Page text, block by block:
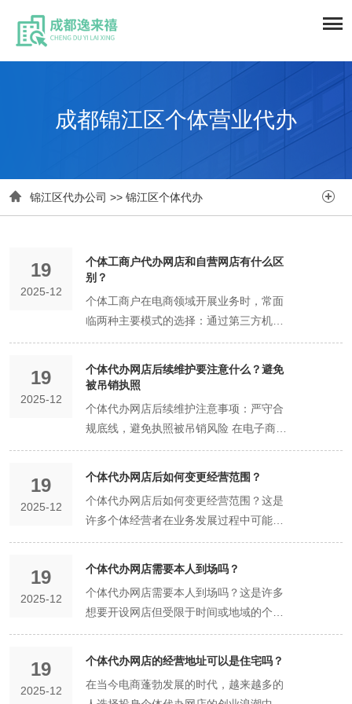
成都锦江区个体营业代办
 锦江区代办公司 >> 锦江区个体代办 
19
2025-12
个体工商户代办网店和自营网店有什么区
别？
个体工商户在电商领域开展业务时，常面
临两种主要模式的选择：通过第三方机构
代办网店，或直接以自营形式运营网店。
这两种模式在运营主体、法律责任、成本
结构及管理方式等方面存在显著差异，以
核、平台入驻等流程，个体工商户作为实
际经营者，需与代办机构签订服务协议，
明确双方权责。例如，代办机构可能协助
营网店则由个体工商户直接向电商平台提
交申请，独立完成所有注册流程，从法律
层面看，经营者与平台直接建立服务合同
关系，无需第三方介入。这种差异导致代
办模式在初期流程上更省时省力，但自营
责任与风险承担不同 代办网店的核心风险
19
2025-12
个体代办网店后续维护要注意什么？避免
被吊销执照
个体代办网店后续维护注意事项：严守合
规底线，避免执照被吊销风险 在电子商务
蓬勃发展的当下，越来越多个体经营者选
择通过代办机构开设网店，借助专业服务
而，网店正式运营后，后续维护的合规性
往往成为容易被忽视的环节。若忽视关键
维护事项，不仅可能面临平台处罚，更可
能因行政违规导致营业执照被吊销，直接
影响经营存续。以下从四个核心维度梳理
个体网店后续维护的注意事项，帮助经营
合法经营的"身份证"，其信息变更需严格
遵循法定程序。当经营地址迁移、经营范
19
2025-12
个体代办网店后如何变更经营范围？
个体代办网店后如何变更经营范围？这是
许多个体经营者在业务发展过程中可能遇
到的重要问题。随着市场环境的变化、消
费者需求的升级或自身资源的拓展，网店
好地适应市场趋势和自身发展需求。以下
将详细阐述个体代办网店后变更经营范围
的具体步骤和注意事项。 首先，要明确变
更经营范围的必要性。经营范围是网店合
法开展业务活动的边界，它直接关系到网
店能够提供哪些商品或服务。当个体经营
19
2025-12
个体代办网店需要本人到场吗？
个体代办网店需要本人到场吗？这是许多
想要开设网店但受限于时间或地域的个体
经营者常有的疑问。在当今数字化时代，
网络购物已成为人们生活中不可或缺的一
企业的首选平台。然而，对于初次接触网
19
2025-12
个体代办网店的经营地址可以是住宅吗？
在当今电商蓬勃发展的时代，越来越多的